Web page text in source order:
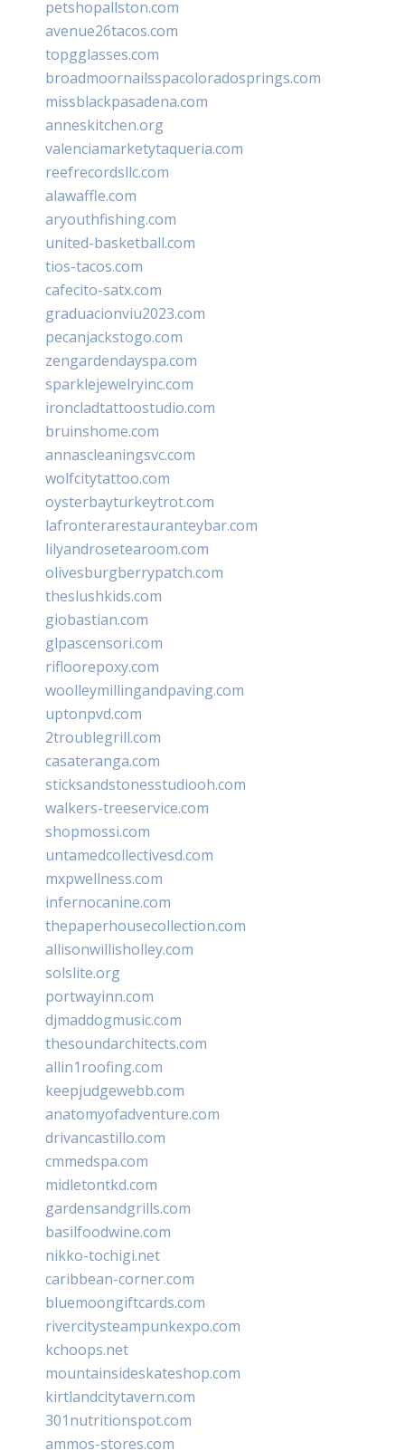
petshopallston.com
avenue26tacos.com
topgglasses.com
broadmoornailsspacoloradosprings.com
missblackpasadena.com
anneskitchen.org
valenciamarketytaqueria.com
reefrecordsllc.com
alawaffle.com
aryouthfishing.com
united-basketball.com
tios-tacos.com
cafecito-satx.com
graduacionviu2023.com
pecanjackstogo.com
zengardendayspa.com
sparklejewelryinc.com
ironcladtattoostudio.com
bruinshome.com
annascleaningsvc.com
wolfcitytattoo.com
oysterbayturkeytrot.com
lafronterarestauranteybar.com
lilyandrosetearoom.com
olivesburgberrypatch.com
theslushkids.com
giobastian.com
glpascensori.com
rifloorepoxy.com
woolleymillingandpaving.com
uptonpvd.com
2troublegrill.com
casateranga.com
sticksandstonesstudiooh.com
walkers-treeservice.com
shopmossi.com
untamedcollectivesd.com
mxpwellness.com
infernocanine.com
thepaperhousecollection.com
allisonwillisholley.com
solslite.org
portwayinn.com
djmaddogmusic.com
thesoundarchitects.com
allin1roofing.com
keepjudgewebb.com
anatomyofadventure.com
drivancastillo.com
cmmedspa.com
midletontkd.com
gardensandgrills.com
basilfoodwine.com
nikko-tochigi.net
caribbean-corner.com
bluemoongiftcards.com
rivercitysteampunkexpo.com
kchoops.net
mountainsideskateshop.com
kirtlandcitytavern.com
301nutritionspot.com
ammos-stores.com